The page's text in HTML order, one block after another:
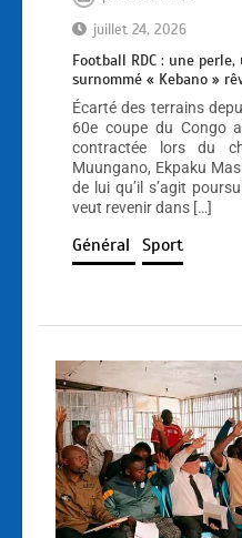
juillet 24, 2026
Football RDC : une
surnommé « Kebano »
Écarté des terrains
60e coupe du Congo
contractée lors du
Muungano, Ekpaku
de lui qu’il s’agit
veut revenir dans […]
Général Sport